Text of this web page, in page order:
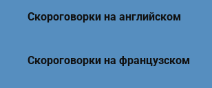
Скороговорки на английском
Скороговорки на французском